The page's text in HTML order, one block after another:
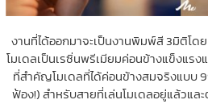
งานที่ได้ออกมาจะเป็นงานพิมพ์สี 3มิติโด
โมเดลเป็นเรซิ่นพรีเมียมค่อนข้างแข็งแร
ที่สำคัญโมเดลที่ได้ค่อนข้างสมจริงแบบ
ฟ้อง!) สำหรับสายที่เล่นโมเดลอยู่แล้วแล